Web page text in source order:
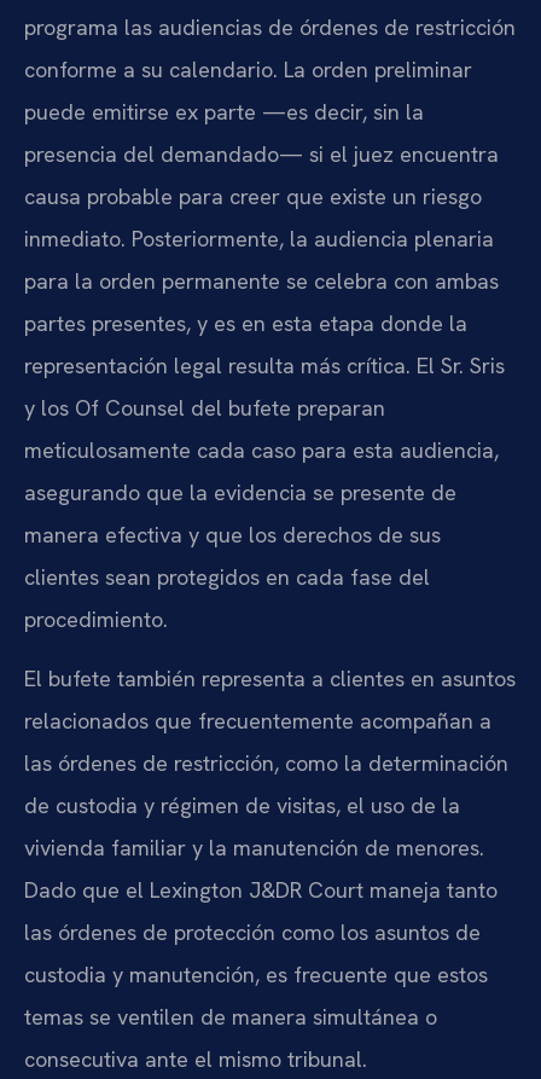
programa las audiencias de órdenes de restricción
conforme a su calendario. La orden preliminar
puede emitirse ex parte —es decir, sin la
presencia del demandado— si el juez encuentra
causa probable para creer que existe un riesgo
inmediato. Posteriormente, la audiencia plenaria
para la orden permanente se celebra con ambas
partes presentes, y es en esta etapa donde la
representación legal resulta más crítica. El Sr. Sris
y los Of Counsel del bufete preparan
meticulosamente cada caso para esta audiencia,
asegurando que la evidencia se presente de
manera efectiva y que los derechos de sus
clientes sean protegidos en cada fase del
procedimiento.
El bufete también representa a clientes en asuntos
relacionados que frecuentemente acompañan a
las órdenes de restricción, como la determinación
de custodia y régimen de visitas, el uso de la
vivienda familiar y la manutención de menores.
Dado que el Lexington J&DR Court maneja tanto
las órdenes de protección como los asuntos de
custodia y manutención, es frecuente que estos
temas se ventilen de manera simultánea o
consecutiva ante el mismo tribunal.